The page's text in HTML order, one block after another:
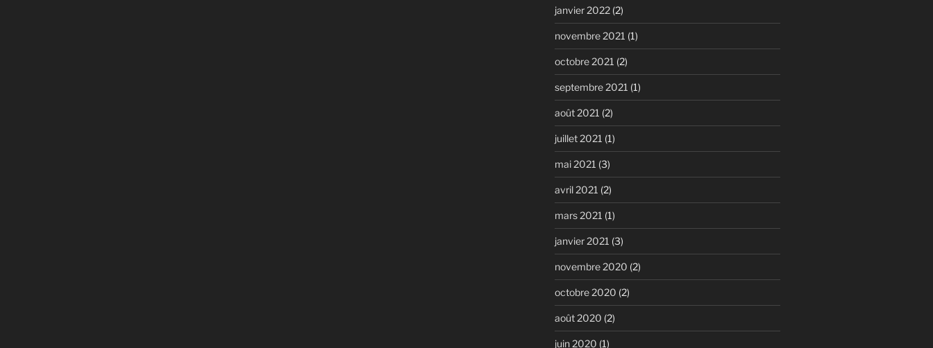
janvier 2022(2)
novembre 2021 (1)
octobre 2021 (2)
septembre 2021 (1)
août 2021 (2)
juillet 2021 (1)
mai 2021 (3)
avril 2021 (2)
mars 2021 (1)
janvier 2021 (3)
novembre 2020 (2)
octobre 2020 (2)
août 2020 (2)
juin 2020 (1)